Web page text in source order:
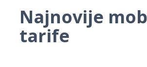
Najnovije
tarife